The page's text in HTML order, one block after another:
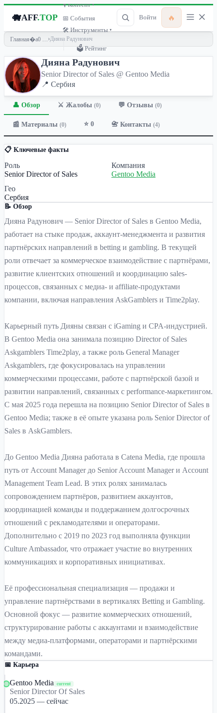
🐗AFF.TOP
🎙 Контент ▾
📅 События
🛠 Инструменты ▾
🗳 Рейтинг
Войти 🔥
Главная ›Дияна Радунович
Дияна Радунович
Senior Director of Sales @ Gentoo Media
📍 Сербия
👤 Обзор ⚔️ Жалобы (0) 💬 Отзывы (0)
📰 Материалы (0) ⭐ 0 📇 Контакты (4)
📋 Ключевые факты
Роль
Senior Director of Sales
Компания
Gentoo Media
Гео
Сербия
📝 Обзор
Дияна Радунович — Senior Director of Sales в Gentoo Media,
работает на стыке продаж, аккаунт-менеджмента и развития
партнёрских направлений в betting и gambling. В текущей
роли отвечает за коммерческое взаимодействие с партнёрами,
развитие клиентских отношений и координацию sales-
процессов, связанных с медиа- и affiliate-продуктами
компании, включая направления AskGamblers и Time2play.
Карьерный путь Дияны связан с iGaming и CPA-индустрией.
В Gentoo Media она занимала позицию Director of Sales
Askgamblers Time2play, а также роль General Manager
Askgamblers, где фокусировалась на управлении
коммерческими процессами, работе с партнёрской базой и
развитии направлений, связанных с performance-маркетингом.
С мая 2025 года перешла на позицию Senior Director of Sales в
Gentoo Media; также в её опыте указана роль Senior Director of
Sales в AskGamblers.
До Gentoo Media Дияна работала в Catena Media, где прошла
путь от Account Manager до Senior Account Manager и Account
Management Team Lead. В этих ролях занималась
сопровождением партнёров, развитием аккаунтов,
координацией команды и поддержанием долгосрочных
отношений с рекламодателями и операторами.
Дополнительно с 2019 по 2023 год выполняла функции
Culture Ambassador, что отражает участие во внутренних
коммуникациях и корпоративных инициативах.
Её профессиональная специализация — продажи и
управление партнёрствами в вертикалях Betting и Gambling.
Основной фокус — развитие коммерческих отношений,
структурирование работы с аккаунтами и взаимодействие
между медиа-платформами, операторами и партнёрскими
командами.
📅 Карьера
Gentoo Media current
Senior Director Of Sales
05.2025 — сейчас